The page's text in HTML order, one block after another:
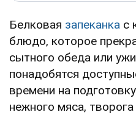
Белковая запеканка с
блюдо, которое
сытного обеда или
понадобятся
времени на
нежного мяса,